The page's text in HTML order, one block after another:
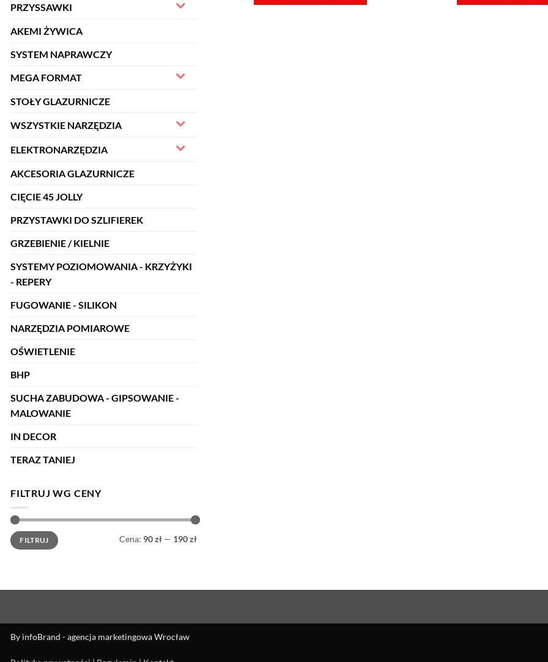
PRZYSSAWKI
AKEMI ŻYWICA
SYSTEM NAPRAWCZY
MEGA FORMAT
STOŁY GLAZURNICZE
WSZYSTKIE NARZĘDZIA
ELEKTRONARZĘDZIA
AKCESORIA GLAZURNICZE
CIĘCIE 45 JOLLY
PRZYSTAWKI DO SZLIFIEREK
GRZEBIENIE / KIELNIE
SYSTEMY POZIOMOWANIA - KRZYŻYKI
- REPERY
FUGOWANIE - SILIKON
NARZĘDZIA POMIAROWE
OŚWIETLENIE
BHP
SUCHA ZABUDOWA - GIPSOWANIE -
MALOWANIE
IN DECOR
TERAZ TANIEJ
FILTRUJ WG CENY
Cena
min
Cena
maxFILTRUJ Cena: 90 zł — 190 zł
By infoBrand - agencja marketingowa Wrocław